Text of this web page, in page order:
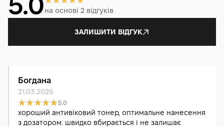
на основі 2 відгуків
ЗАЛИШИТИ ВІДГУК
Богдана
21.03.2026
5.0
хороший антивіковий тонер, оптимальне нанесення
з дозатором. швидко вбирається і не залишає